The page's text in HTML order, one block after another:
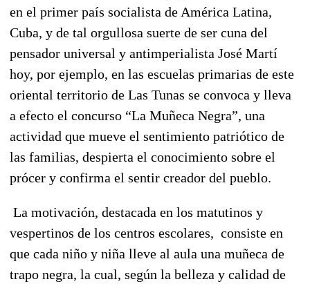
en el primer país socialista de América Latina,
Cuba, y de tal orgullosa suerte de ser cuna del
pensador universal y antimperialista José Martí
hoy, por ejemplo, en las escuelas primarias de este
oriental territorio de Las Tunas se convoca y lleva
a efecto el concurso “La Muñeca Negra”, una
actividad que mueve el sentimiento patriótico de
las familias, despierta el conocimiento sobre el
prócer y confirma el sentir creador del pueblo.
La motivación, destacada en los matutinos y
vespertinos de los centros escolares, consiste en
que cada niño y niña lleve al aula una muñeca de
trapo negra, la cual, según la belleza y calidad de